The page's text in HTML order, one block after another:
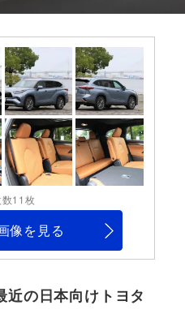
11枚
像を見る
の日本向けトヨタ